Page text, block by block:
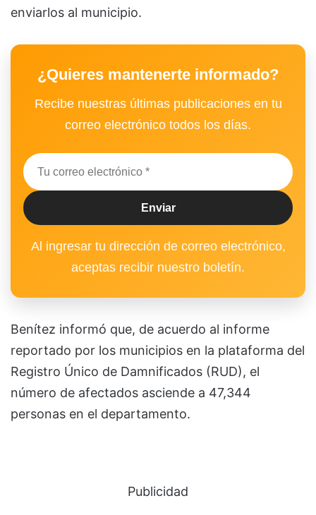
enviarlos al municipio.
¿Quieres mantenerte informado?
Recibe nuestras últimas publicaciones en tu
correo electrónico todos los días.
Al ingresar tu dirección de correo electrónico,
aceptas recibir nuestro boletín.
Benítez informó que, de acuerdo al informe
reportado por los municipios en la plataforma del
Registro Único de Damnificados (RUD), el
número de afectados asciende a 47,344
personas en el departamento.
Publicidad